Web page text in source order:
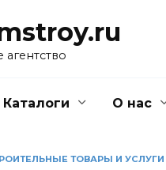
агентство
Каталоги О нас
ТОВАРЫ И УСЛУГИ